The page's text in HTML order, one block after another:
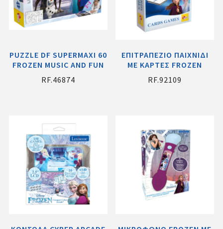
PUZZLE DF SUPERMAXI 60
FROZEN MUSIC AND FUN
RF.46874
ΕΠΙΤΡΑΠΕΖΙΟ ΠΑΙΧΝΙΔΙ
ME ΚΑΡΤΕΣ FROZEN
RF.92109